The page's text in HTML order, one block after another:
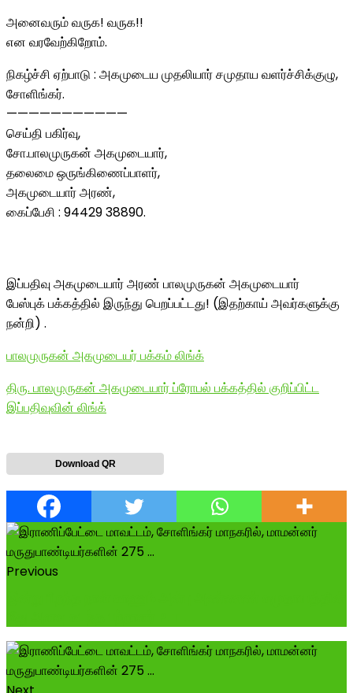
அனைவரும் வருக! வருக!!
என வரவேற்கிறோம்.
நிகழ்ச்சி ஏற்பாடு : அகமுடைய முதலியார் சமுதாய வளர்ச்சிக்குழு,
சோளிங்கர்.
———————————
செய்தி பகிர்வு,
சோ.பாலமுருகன் அகமுடையார்,
தலைமை ஒருங்கிணைப்பாளர்,
அகமுடையார் அரண்,
கைப்பேசி : 94429 38890.
இப்பதிவு அகமுடையார் அரண் பாலமுருகன் அகமுடையார்
பேஸ்புக் பக்கத்தில் இருந்து பெறப்பட்டது! (இதற்காய் அவர்களுக்கு
நன்றி) .
பாலமுருகன் அகமுடையர் பக்கம் லிங்க்
திரு. பாலமுருகன் அகமுடையார் ப்ரோபல் பக்கத்தில் குறிப்பிட்ட
இப்பதிவுவின் லிங்க்
Download QR
Previous